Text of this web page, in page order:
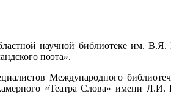
научной библиотеке им. В.Я.
поэта».
Международного
«Театра Слова» имени